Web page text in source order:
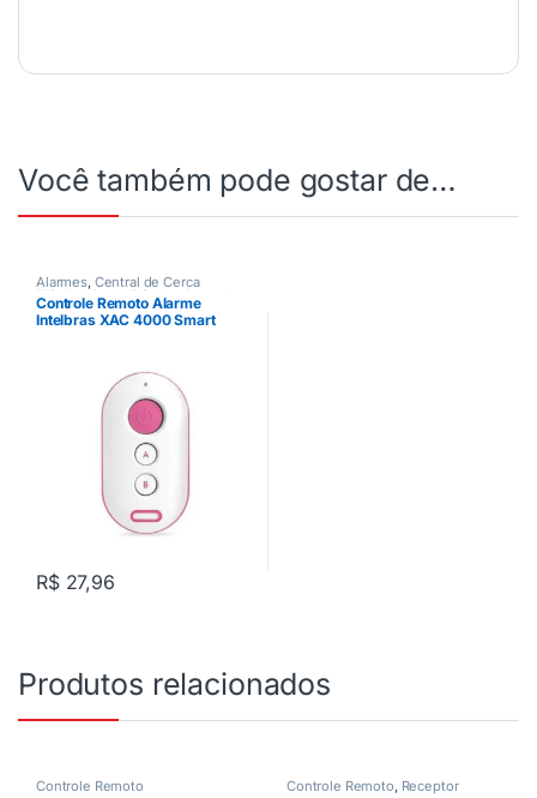
Você também pode gostar de…
Alarmes, Central de Cerca
Elétrica,Cerca Elétrica Controle
Remoto,Motor de Portão
Controle Remoto Alarme
Intelbras XAC 4000 Smart
R$27,96
Produtos relacionados
Controle Remoto Controle Remoto, Receptor